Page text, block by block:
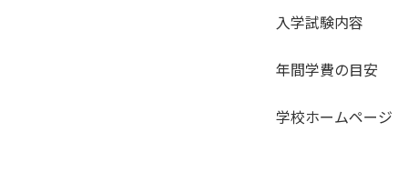
入学試験内容
年間学費の目安
学校ホームページ